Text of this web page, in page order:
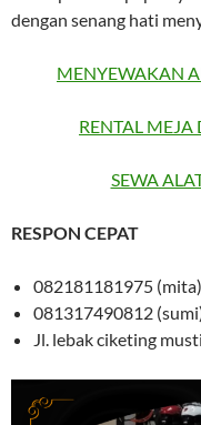
dengan senang hati
MENYEWAKAN
RENTAL MEJA
SEWA
RESPON CEPAT
082181181975 (mita)
081317490812
Jl. lebak ciketing